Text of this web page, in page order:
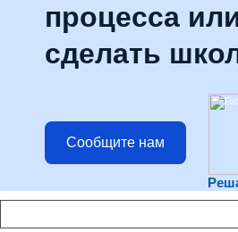
процесса
сделать
Сообщите нам